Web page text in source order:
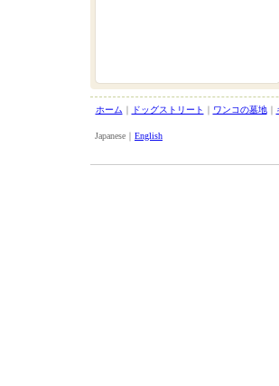
ホーム ｜ ドッグストリート ｜ ワンコの墓地｜
Japanese｜ English